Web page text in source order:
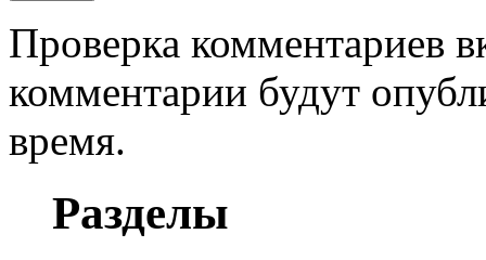
Проверка комментариев
комментарии будут
время.
Разделы